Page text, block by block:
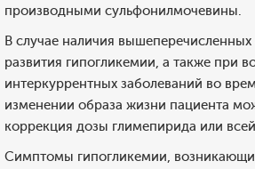
производными сульфонилмочевины.
В случае наличия
развития гипогликемии, а также при
интеркуррентных заболеваний во
изменении образа жизни пациента
коррекция дозы глимепирида или
Симптомы гипогликемии,